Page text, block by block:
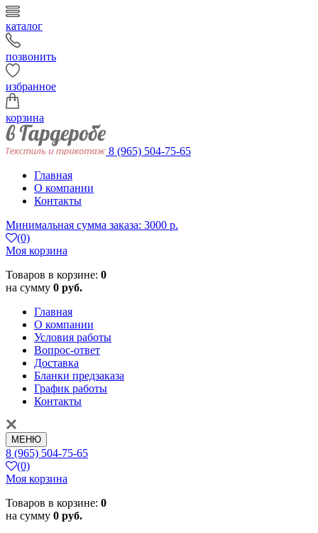
каталог
позвонить
избранное
корзина
8 (965) 504-75-65
Главная
О компании
Контакты
Минимальная сумма заказа: 3000 р.
(0)
Моя корзина
Товаров в корзине: 0
на сумму 0 руб.
Главная
О компании
Условия работы
Вопрос-ответ
Доставка
Бланки предзаказа
График работы
Контакты
МЕНЮ
8 (965) 504-75-65
(0)
Моя корзина
Товаров в корзине: 0
на сумму 0 руб.